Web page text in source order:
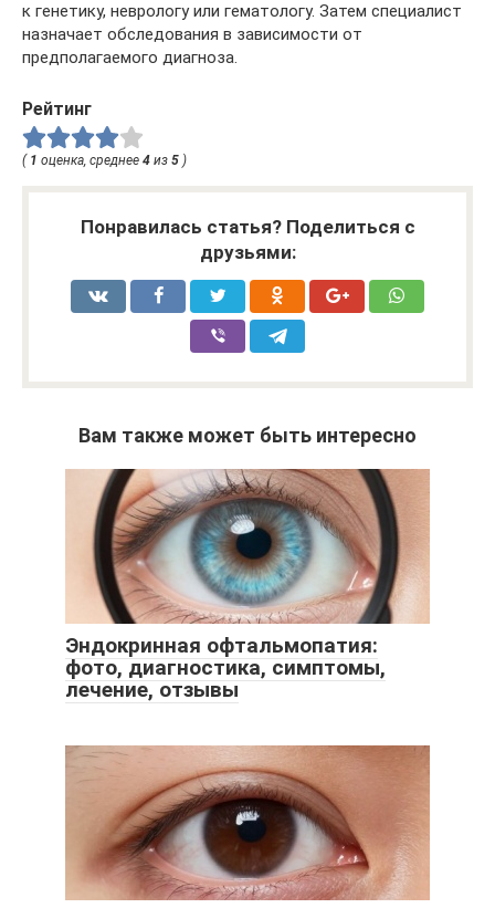
к генетику, неврологу или гематологу. Затем специалист
назначает обследования в зависимости от
предполагаемого диагноза.
Рейтинг
( 1 оценка, среднее 4 из 5 )
Понравилась статья? Поделиться с
друзьями:
Вам также может быть интересно
Эндокринная офтальмопатия:
фото, диагностика, симптомы,
лечение, отзывы